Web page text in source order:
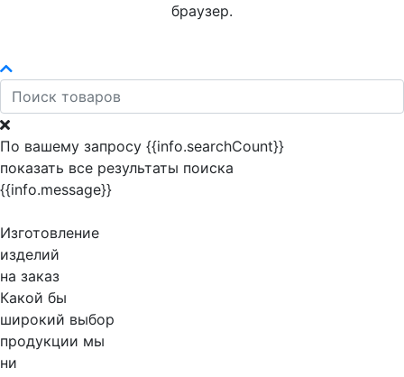
браузер.
По вашему запросу {{info.searchCount}}
показать все результаты поиска
{{info.message}}
Изготовление
изделий
на заказ
Какой бы
широкий выбор
продукции мы
ни